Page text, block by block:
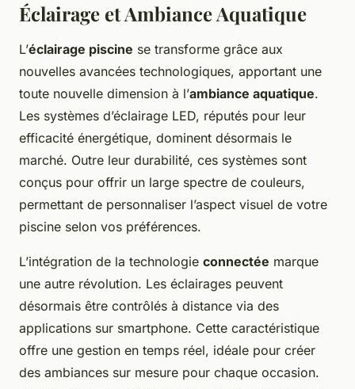
Éclairage et Ambiance Aquatique
L’éclairage piscine se transforme grâce aux
nouvelles avancées technologiques, apportant une
toute nouvelle dimension à l’ambiance aquatique.
Les systèmes d’éclairage LED, réputés pour leur
efficacité énergétique, dominent désormais le
marché. Outre leur durabilité, ces systèmes sont
conçus pour offrir un large spectre de couleurs,
permettant de personnaliser l’aspect visuel de votre
piscine selon vos préférences.
L’intégration de la technologie connectée marque
une autre révolution. Les éclairages peuvent
désormais être contrôlés à distance via des
applications sur smartphone. Cette caractéristique
offre une gestion en temps réel, idéale pour créer
des ambiances sur mesure pour chaque occasion.